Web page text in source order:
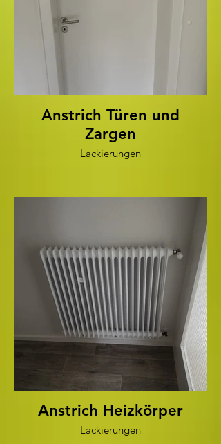
Anstrich Türen und
Zargen
Lackierungen
Anstrich Heizkörper
Lackierungen